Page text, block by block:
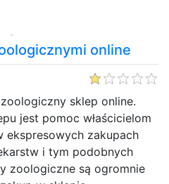
online
sklep online.
jest pomoc właścicielom
ekspresowych zakupach
i tym podobnych
zoologiczne są ogromnie